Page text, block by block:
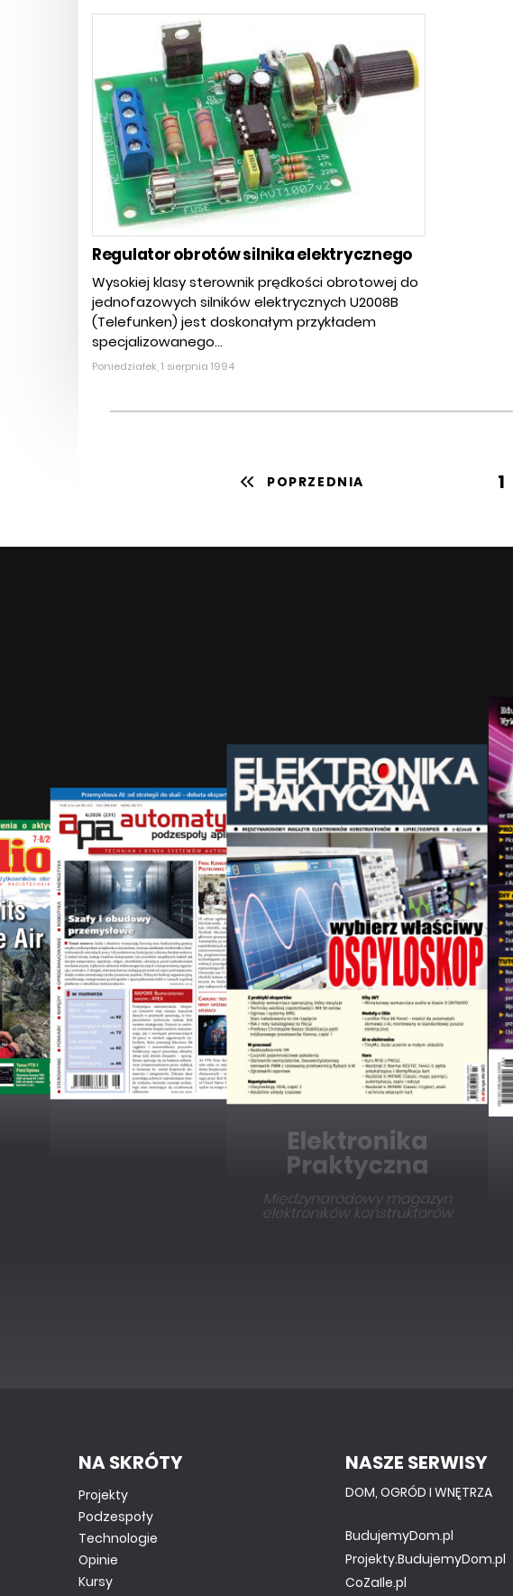
Regulator obrotów silnika elektrycznego
Wysokiej klasy sterownik prędkości obrotowej do
jednofazowych silników elektrycznych U2008B
(Telefunken) jest doskonałym przykładem
specjalizowanego...
Poniedziałek, 1 sierpnia 1994
POPRZEDNIA 1
NA SKRÓTY
Projekty
Podzespoły
Technologie
Opinie
Kursy
NASZE SERWISY
DOM, OGRÓD I WNĘTRZA
BudujemyDom.pl
Projekty.BudujemyDom.pl
CoZaIle.pl